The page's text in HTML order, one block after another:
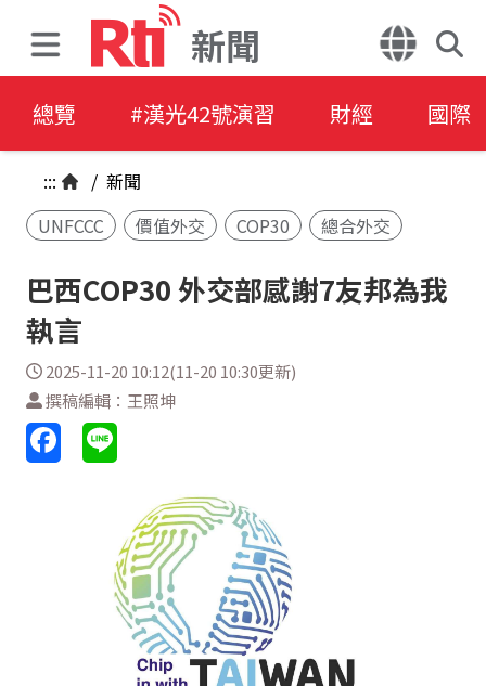
新聞
總覽 #漢光42號演習 財經 國際
::: / 新聞
UNFCCC
價值外交 COP30 總合外交
巴西COP30 外交部感謝7友邦為我
執言
2025-11-20 10:12(11-20 10:30更新)
撰稿編輯：王照坤